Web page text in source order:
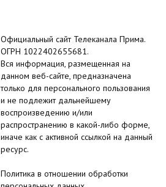
Официальный сайт Телеканала Прима.
ОГРН 1022402655681.
Вся информация, размещенная на
данном веб-сайте, предназначена
только для персонального пользования
и не подлежит дальнейшему
воспроизведению и/или
распространению в какой-либо форме,
иначе как с активной ссылкой на данный
ресурс.
Политика в отношении обработки